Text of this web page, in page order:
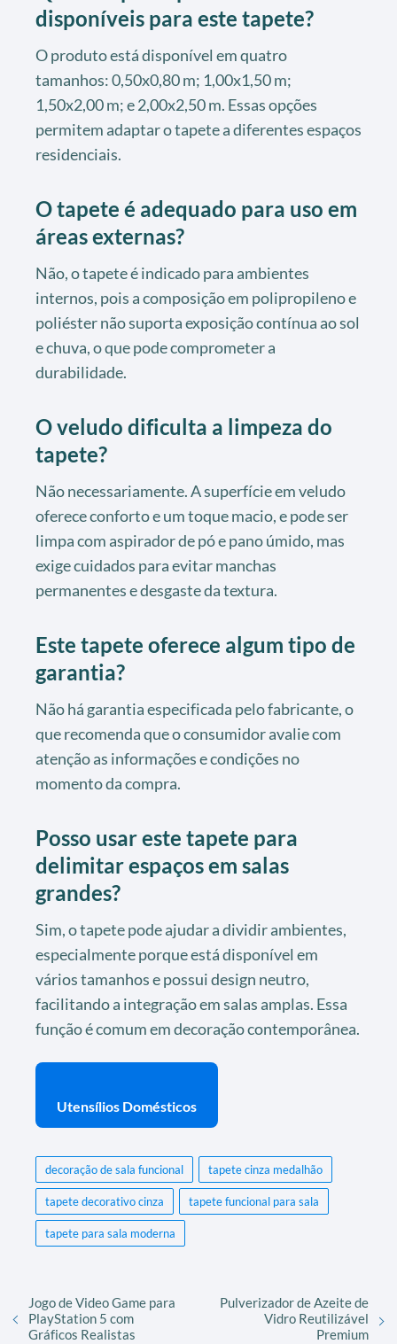
disponíveis para este tapete?
O produto está disponível em quatro
tamanhos: 0,50x0,80 m; 1,00x1,50 m;
1,50x2,00 m; e 2,00x2,50 m. Essas opções
permitem adaptar o tapete a diferentes espaços
residenciais.
O tapete é adequado para uso em
áreas externas?
Não, o tapete é indicado para ambientes
internos, pois a composição em polipropileno e
poliéster não suporta exposição contínua ao sol
e chuva, o que pode comprometer a
durabilidade.
O veludo dificulta a limpeza do
tapete?
Não necessariamente. A superfície em veludo
oferece conforto e um toque macio, e pode ser
limpa com aspirador de pó e pano úmido, mas
exige cuidados para evitar manchas
permanentes e desgaste da textura.
Este tapete oferece algum tipo de
garantia?
Não há garantia especificada pelo fabricante, o
que recomenda que o consumidor avalie com
atenção as informações e condições no
momento da compra.
Posso usar este tapete para
delimitar espaços em salas
grandes?
Sim, o tapete pode ajudar a dividir ambientes,
especialmente porque está disponível em
vários tamanhos e possui design neutro,
facilitando a integração em salas amplas. Essa
função é comum em decoração contemporânea.
Utensílios Domésticos
decoração de sala funcional tapete cinza medalhão
tapete decorativo cinza tapete funcional para sala
tapete para sala moderna
Jogo de Video Game para
PlayStation 5 com
Gráficos Realistas
Pulverizador de Azeite de
Vidro Reutilizável
Premium